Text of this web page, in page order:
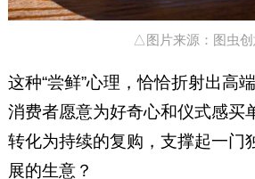
△图片来源：图虫创
这种“尝鲜”心理，恰恰折射出高
消费者愿意为好奇心和仪式感买
转化为持续的复购，支撑起一门
展的生意？